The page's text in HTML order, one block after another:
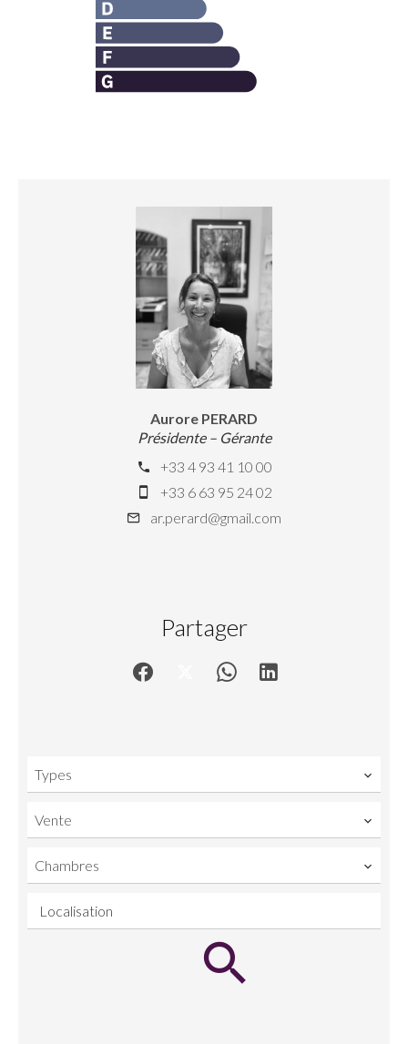
Aurore PERARD
Présidente – Gérante
+33 4 93 41 10 00
+33 6 63 95 24 02
ar.perard@gmail.com
Partager
Types
Vente
Chambres
Localisation